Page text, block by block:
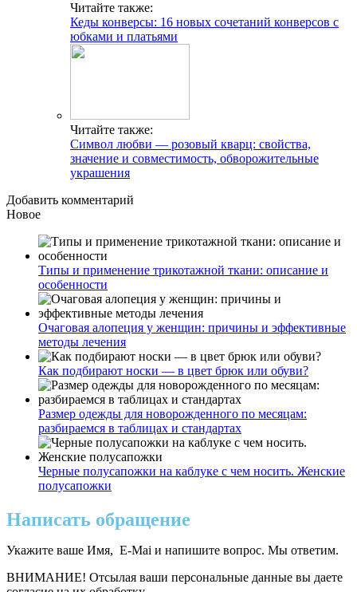
Читайте также:
Кеды конверсы: 16 новых сочетаний конверсов с
юбками и платьями
Читайте также:
Символ любви — розовый кварц: свойства,
значение и совместимость, обворожительные
украшения
Добавить комментарий
Новое
Типы и применение трикотажной ткани: описание и
особенности
Очаговая алопеция у женщин: причины и эффективные
методы лечения
Как подбирают носки — в цвет брюк или обуви?
Размер одежды для новорожденного по месяцам:
разбираемся в таблицах и стандартах
Черные полусапожки на каблуке с чем носить. Женские
полусапожки
Написать обращение
Укажите ваше Имя, E-Mai и напишите вопрос. Мы ответим.
ВНИМАНИЕ! Отсылая ваши персональные данные вы даете